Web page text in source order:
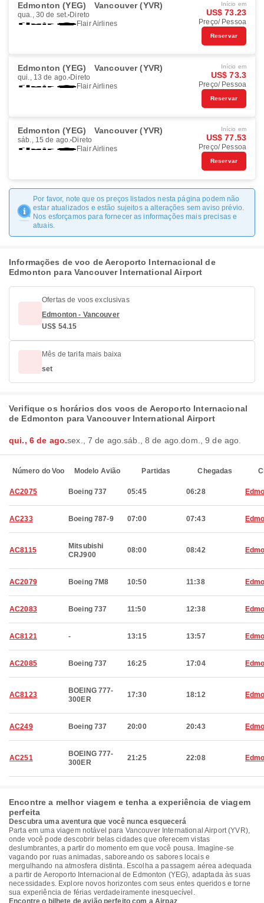
Edmonton (YEG) Vancouver (YVR)
qua., 30 de set. Direto
Flair Airlines
Início em
US$ 73.23
Preço/ Pessoa
Reservar
Edmonton (YEG) Vancouver (YVR)
qui., 13 de ago. Direto
Flair Airlines
Início em
US$ 73.3
Preço/ Pessoa
Reservar
Edmonton (YEG) Vancouver (YVR)
sáb., 15 de ago. Direto
Flair Airlines
Início em
US$ 77.53
Preço/ Pessoa
Reservar
Por favor, note que os preços listados nesta página podem não
estar atualizados e estão sujeitos a alterações sem aviso prévio.
Nos esforçamos para fornecer as informações mais precisas e
atuais.
Informações de voo de Aeroporto Internacional de
Edmonton para Vancouver International Airport
Ofertas de voos exclusivas
Edmonton - Vancouver
US$ 54.15
Mês de tarifa mais baixa
set
Verifique os horários dos voos de Aeroporto Internacional
de Edmonton para Vancouver International Airport
qui., 6 de ago.sex., 7 de ago.sáb., 8 de ago.dom., 9 de ago.
Número do Voo Modelo Avião Partidas Chegadas
AC2075 Boeing 737 05:45 06:28
AC233 Boeing 787-9 07:00 07:43
AC8115
Mitsubishi
CRJ900
08:00 08:42
AC2079 Boeing 7M8 10:50 11:38
AC2083 Boeing 737 11:50 12:38
AC8121 - 13:15 13:57
AC2085 Boeing 737 16:25 17:04
AC8123
BOEING 777-
300ER
17:30 18:12
AC249 Boeing 737 20:00 20:43
AC251
BOEING 777-
300ER
21:25 22:08
Encontre a melhor viagem e tenha a experiência de viagem
perfeita
Descubra uma aventura que você nunca esquecerá
Parta em uma viagem notável para Vancouver International Airport (YVR),
onde você pode descobrir belas cidades que oferecem vistas
deslumbrantes, a partir do momento em que você pousa. Imagine-se
vagando por ruas animadas, saboreando os sabores locais e
mergulhando na atmosfera distinta. Escolha a passagem aérea adequada
a partir de Aeroporto Internacional de Edmonton (YEG), adaptada às suas
necessidades. Explore novos horizontes com seus entes queridos e torne
sua experiência de férias verdadeiramente inesquecível.
Encontre o bilhete de avião perfeito com a Airpaz